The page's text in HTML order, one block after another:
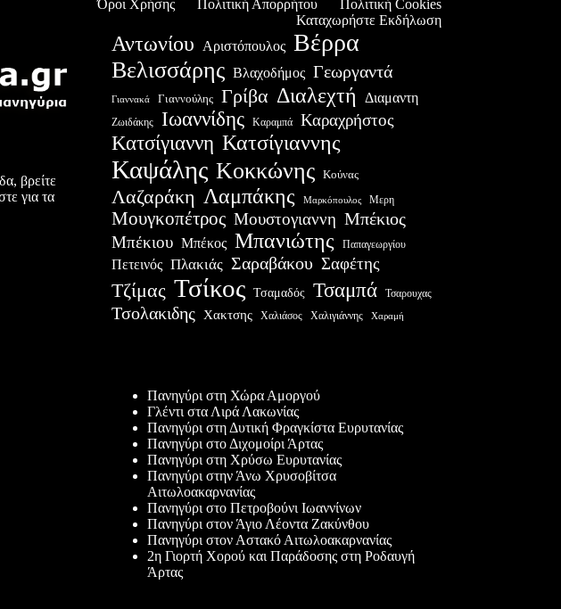
Όροι Χρήσης Πολιτική Απορρήτου
Πολιτική Cookies
Καταχωρήστε Εκδήλωση
βρείτε
για τα
Αντωνίου Αριστόπουλος Βέρρα
Βελισσάρης Βλαχοδήμος Γεωργαντά
Γιαννακά Γιαννούλης Γρίβα Διαλεχτή Διαμαντη
Ζωιδάκης Ιωαννίδης Καραμπά Καραχρήστος
Κατσίγιαννη Κατσίγιαννης
Καψάλης Κοκκώνης Κούνας
Λαζαράκη Λαμπάκης Μαρκόπουλος Μερη
Μουγκοπέτρος Μουστογιαννη Μπέκιος
Μπέκιου Μπέκος Μπανιώτης Παπαγεωργίου
Πετεινός Πλακιάς Σαραβάκου Σαφέτης
Τζίμας Τσίκος Τσαμαδός Τσαμπά Τσαρουχας
Τσολακιδης Χακτσης Χαλιάσος Χαλιγιάννης Χαραμή
Πανηγύρι στη Χώρα Αμοργού
Γλέντι στα Λιρά Λακωνίας
Πανηγύρι στη Δυτική Φραγκίστα Ευρυτανίας
Πανηγύρι στο Διχομοίρι Άρτας
Πανηγύρι στη Χρύσω Ευρυτανίας
Πανηγύρι στην Άνω Χρυσοβίτσα
Αιτωλοακαρνανίας
Πανηγύρι στο Πετροβούνι Ιωαννίνων
Πανηγύρι στον Άγιο Λέοντα Ζακύνθου
Πανηγύρι στον Αστακό Αιτωλοακαρνανίας
2η Γιορτή Χορού και Παράδοσης στη Ροδαυγή
Άρτας